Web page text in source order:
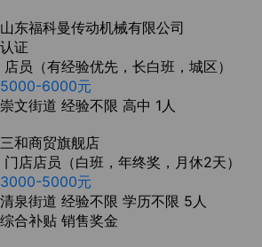
山东福科曼传动机械有限公司
认证
店员（有经验优先，长白班，城区）
5000-6000元
崇文街道 经验不限 高中 1人
三和商贸旗舰店
门店店员（白班，年终奖，月休2天）
3000-5000元
清泉街道 经验不限 学历不限 5人
综合补贴 销售奖金